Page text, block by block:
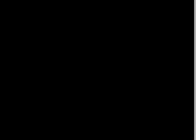
impresionante entre
y la necesidad auto-
Aster se consagra
terror, bañado en el sol
como una fuerza
catarsis para perder el
más